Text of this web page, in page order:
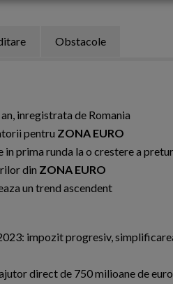
Obstacole
inregistrata de Romania
pentru ZONA EURO
prima runda la o crestere a
din ZONA EURO
un trend ascendent
impozit progresiv,
direct de 750 milioane de